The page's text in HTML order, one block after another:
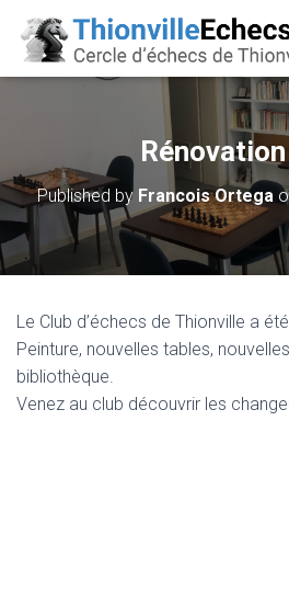
Published by Francois Ortega
Le Club d’échecs de Thionville a
Peinture, nouvelles tables,
bibliothèque.
Venez au club découvrir les